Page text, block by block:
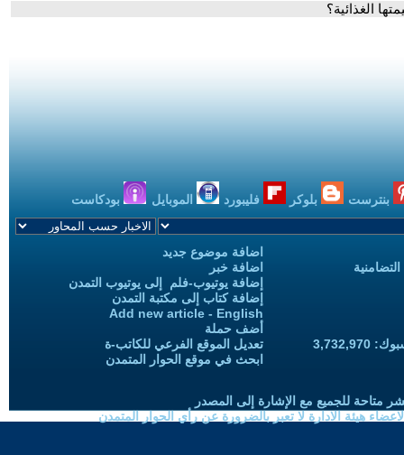
الغذائية؟
بنترست بلوكر فليبورد الموبايل بودكاست
اضافة موضوع جديد
اضافة خبر
إضافة يوتيوب-فلم إلى يوتيوب التمدن
إضافة كتاب إلى مكتبة التمدن
Add new article - English
أضف حملة
تعديل الموقع الفرعي للكاتب-ة
ابحث في موقع الحوار المتمدن
متاحة للجميع مع الإشارة إلى المصدر
هيئة الادارة لا تعبر بالضرورة عن رأي الحوار المتمدن